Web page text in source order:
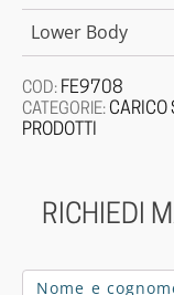
Lower Body
COD: FE9708
CATEGORIE: CARICO
PRODOTTI
RICHIEDI